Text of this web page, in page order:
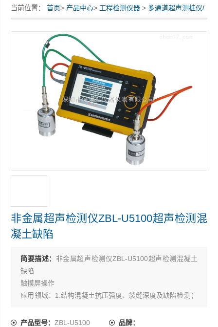
当前位置：首页> 产品中心> 工程检测仪器 > 多通道超声测桩仪/
非金属超声波检测仪
非金属超声检测仪ZBL-U5100超声检测混
凝土缺陷
简要描述： 非金属超声检测仪ZBL-U5100超声检测混凝土
缺陷
触摸屏操作
应用领域：1.结构混凝土抗压强度、裂缝深度及缺陷检测；
查、岩体完整性、风化评价测试； 4.岩体、混凝土等非金
产品型号：ZBL-U5100 品牌：